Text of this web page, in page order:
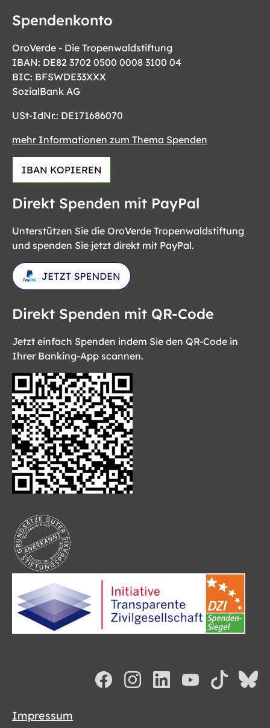
Spendenkonto
OroVerde - Die Tropenwaldstiftung
IBAN: DE82 3702 0500 0008 3100 04
BIC: BFSWDE33XXX
SozialBank AG
USt-IdNr.: DE171686070
mehr Informationen zum Thema Spenden
IBAN KOPIEREN
Direkt Spenden mit PayPal
Unterstützen Sie die OroVerde Tropenwaldstiftung
und spenden Sie jetzt direkt mit PayPal.
Direkt Spenden mit QR-Code
Jetzt einfach Spenden indem Sie den QR-Code in
Ihrer Banking-App scannen.
Impressum